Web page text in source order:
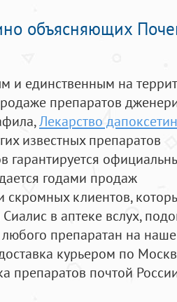
объясняющих
и единственным на
препаратов
,Лекарство
известных препаратов
гарантируется
годами продаж
скромных клиентов,
в аптеке вслух,
препаратан на
курьером по
препаратов почтой